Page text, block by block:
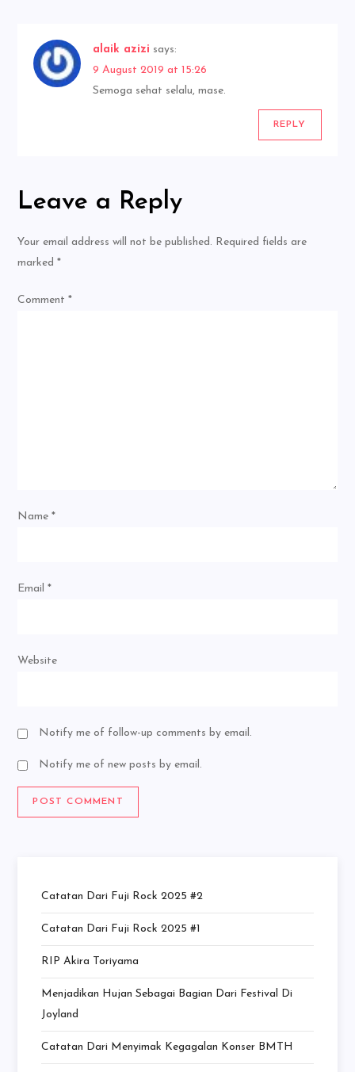
alaik azizi says:
9 August 2019 at 15:26
Semoga sehat selalu, mase.
REPLY
Leave a Reply
Your email address will not be published. Required fields are
marked*
Comment*
Name*
Email*
Website
Notify me of follow-up comments by email.
Notify me of new posts by email.
Catatan Dari Fuji Rock 2025 #2
Catatan Dari Fuji Rock 2025 #1
RIP Akira Toriyama
Menjadikan Hujan Sebagai Bagian Dari Festival Di
Joyland
Catatan Dari Menyimak Kegagalan Konser BMTH